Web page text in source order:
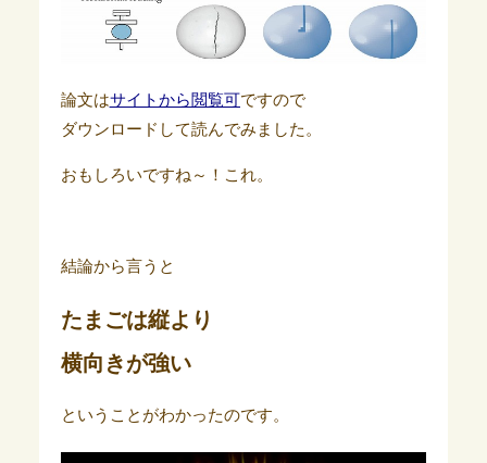
論文はサイトから閲覧可ですので
ダウンロードして読んでみました。
おもしろいですね～！これ。
結論から言うと
たまごは縦より
横向きが強い
ということがわかったのです。